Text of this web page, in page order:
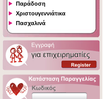
Παράδοση
Χριστουγεννιάτικα
Πασχαλινά